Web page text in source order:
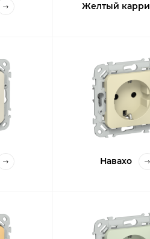
Желтый карри
Навахо